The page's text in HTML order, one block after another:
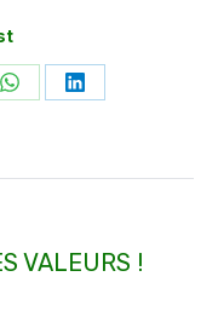
PartagerPartager
VALEURS !